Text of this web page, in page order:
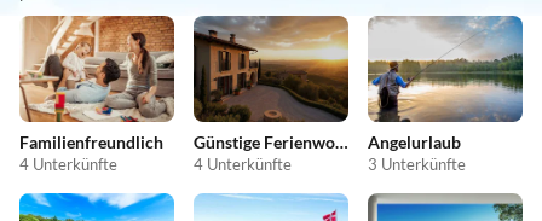
Familienfreundlich
4 Unterkünfte
Günstige Ferienwohnungen
4 Unterkünfte
Angelurlaub
3 Unterkünfte